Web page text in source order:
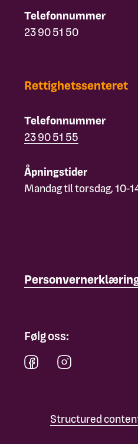
Telefonnummer
23 90 51 50
Rettighetssenteret
Telefonnummer
23 90 51 55
Åpningstider
Mandag til torsdag, 10-
Følg oss:
Structured